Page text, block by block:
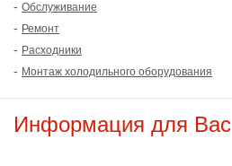
- Обслуживание
- Ремонт
- Расходники
- Монтаж холодильного оборудования
Информация для Вас